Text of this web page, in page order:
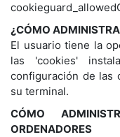
¿CÓMO
El usuario tiene la
las 'cookies'
configuración de las
su terminal.
CÓMO
ORDENADORES